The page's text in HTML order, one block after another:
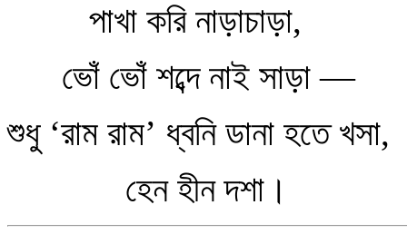
পাখা করি নাড়াচাড়া,
ভোঁ ভোঁ শব্দে নাই সাড়া —
শুধু ‘রাম রাম’ ধ্বনি ডানা হতে খসা,
হেন হীন দশা।